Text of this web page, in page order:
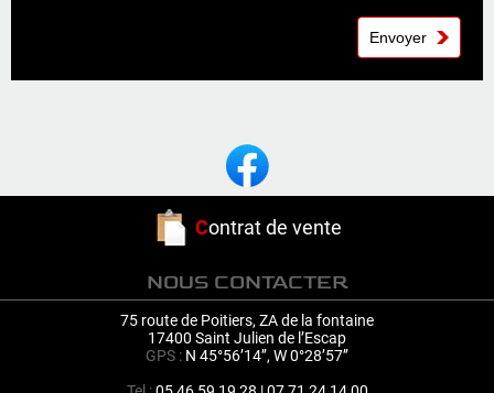
Contrat de vente
NOUS CONTACTER
75 route de Poitiers, ZA de la fontaine
17400 Saint Julien de l’Escap
GPS : N 45°56’14’’, W 0°28’57’’